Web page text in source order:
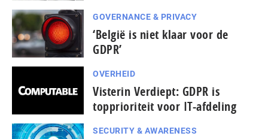
GOVERNANCE & PRIVACY
‘België is niet klaar voor de
GDPR’
OVERHEID
Visterin Verdiept: GDPR is
topprioriteit voor IT-afdeling
SECURITY & AWARENESS